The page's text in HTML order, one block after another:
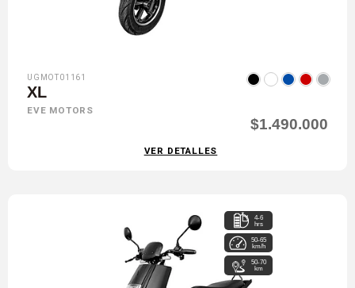
UGMOT01161
XL
EVE MOTORS
$1.490.000
VER DETALLES
4-6
hrs
50-65
km/h
50-70
km